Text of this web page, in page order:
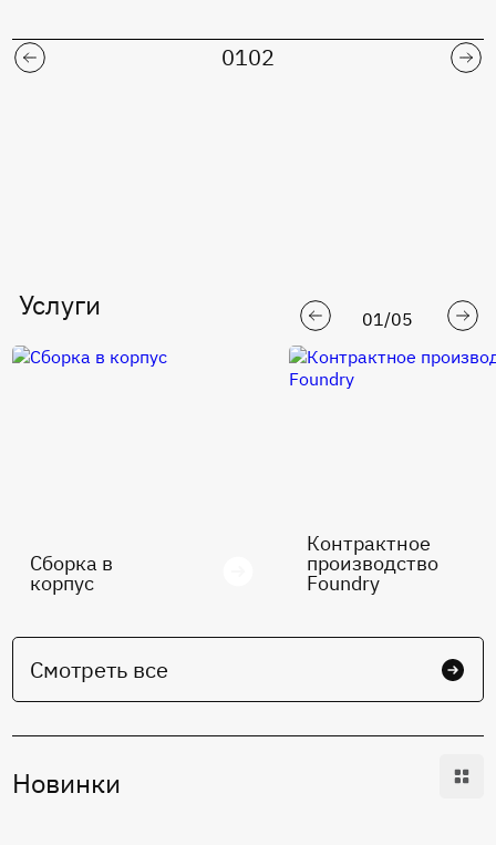
0102
Услуги 01 /05
Сборка в
корпус
Контрактное
производство
Foundry
Смотреть все
Новинки